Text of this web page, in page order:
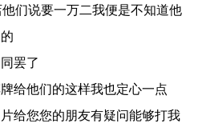
们说要一万二我便是不知道他
罢了
给他们的这样我也定心一点
给您您的朋友有疑问能够打我